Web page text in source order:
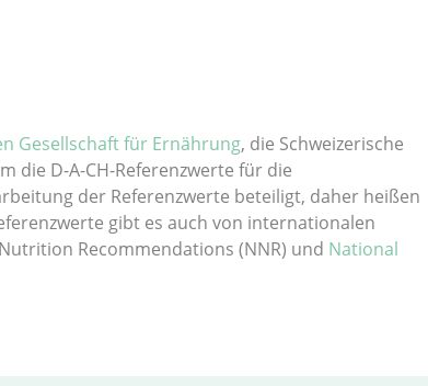
Gesellschaft für Ernährung, die Schweizerische
die D-A-CH-Referenzwerte für die
der Referenzwerte beteiligt, daher heißen
gibt es auch von internationalen
Recommendations (NNR) und National